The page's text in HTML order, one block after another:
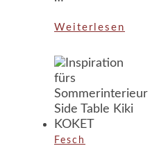
Weiterlesen
Fesch